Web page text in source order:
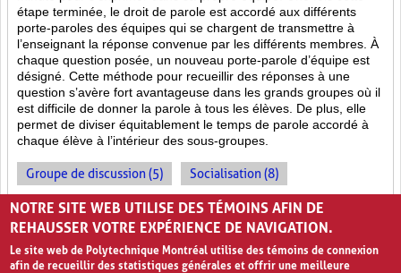
étape terminée, le droit de parole est accordé aux différents
porte-paroles des équipes qui se chargent de transmettre à
l’enseignant la réponse convenue par les différents membres. À
chaque question posée, un nouveau porte-parole d’équipe est
désigné. Cette méthode pour recueillir des réponses à une
question s’avère fort avantageuse dans les grands groupes où il
est difficile de donner la parole à tous les élèves. De plus, elle
permet de diviser équitablement le temps de parole accordé à
chaque élève à l’intérieur des sous-groupes.
Groupe de discussion (5) Socialisation (8)
Enseignement par les pairs (7)
NOTRE SITE WEB UTILISE DES TÉMOINS AFIN DE
REHAUSSER VOTRE EXPÉRIENCE DE NAVIGATION.
Le site web de Polytechnique Montréal utilise des témoins de connexion
afin de recueillir des statistiques générales et offrir une meilleure